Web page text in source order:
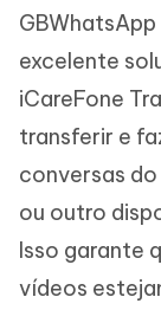
excelente
iCareFone
transferir e
conversas
ou outro
Isso garante
vídeos